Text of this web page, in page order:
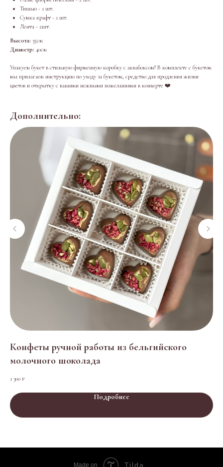
Тишью - 1 шт.
Сумка крафт - 1 шт.
Лента - 2шт.
Высота: 35см
Диаметр: 40см
Упакуем букет в стильную фирменную коробку с аквабоксом! В комплекте с букетом
мы прилагаем инструкцию по уходу за букетом, средство для продления жизни
цветов и открытку с вашими нежными пожеланиями в конверте ❤️
Дополнительно:
Конфеты ручной работы из бельгийского
молочного шоколада
1 300 ₽
Подробнее
Made on Tilda